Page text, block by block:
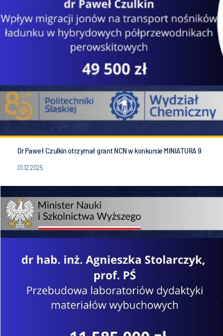
Dr Paweł Czulkin otrzymał grant NCN w konkursie MINIATURA 9
01.12.2025